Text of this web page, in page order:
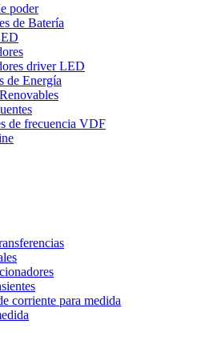
poder
de Batería
driver LED
de Energía
de frecuencia VDF
corriente para medida